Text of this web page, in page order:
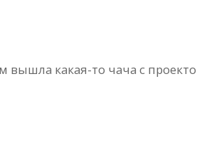
вышла какая-то чача с